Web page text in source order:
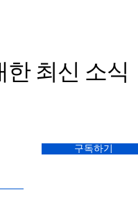
한 최신 소식
구독하기